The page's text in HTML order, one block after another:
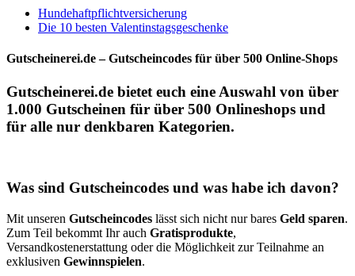
Hundehaftpflichtversicherung
Die 10 besten Valentinstagsgeschenke
Gutscheinerei.de – Gutscheincodes für über 500 Online-Shops
Gutscheinerei.de bietet euch eine Auswahl von über
1.000 Gutscheinen für über 500 Onlineshops und
für alle nur denkbaren Kategorien.
Was sind Gutscheincodes und was habe ich davon?
Mit unseren Gutscheincodes lässt sich nicht nur bares Geld sparen.
Zum Teil bekommt Ihr auch Gratisprodukte,
Versandkostenerstattung oder die Möglichkeit zur Teilnahme an
exklusiven Gewinnspielen.